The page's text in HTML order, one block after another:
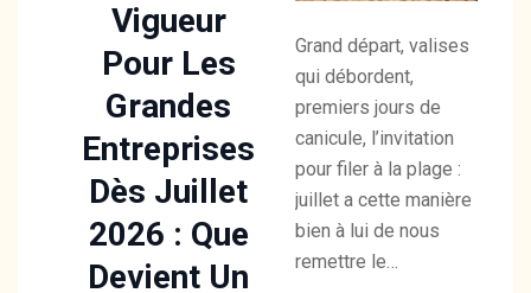
Vigueur
Pour Les
Grandes
Entreprises
Dès Juillet
2026 : Que
Devient Un
Grand départ, valises
qui débordent,
premiers jours de
canicule, l’invitation
pour filer à la plage :
juillet a cette manière
bien à lui de nous
remettre le…